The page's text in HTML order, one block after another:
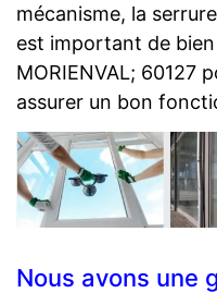
mécanisme, la
est important de
MORIENVAL; 60127
assurer un bon
Nous avons une